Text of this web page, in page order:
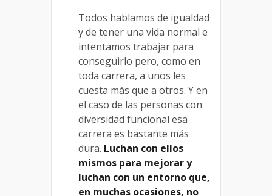
Todos hablamos de igualdad
y de tener una vida normal e
intentamos trabajar para
conseguirlo pero, como en
toda carrera, a unos les
cuesta más que a otros. Y en
el caso de las personas con
diversidad funcional esa
carrera es bastante más
dura. Luchan con ellos
mismos para mejorar y
luchan con un entorno que,
en muchas ocasiones, no